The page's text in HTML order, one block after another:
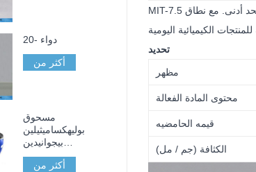
تحديد
مظهر
محتوى المادة الفعالة
قيمه الحامضيه
الكثافة (جم / مل)
20- دواء
أكثر من
مسحوق
بوليهكساميثيلين
بيجوانيدين
هيدروكلوريد PHMB
أكثر من